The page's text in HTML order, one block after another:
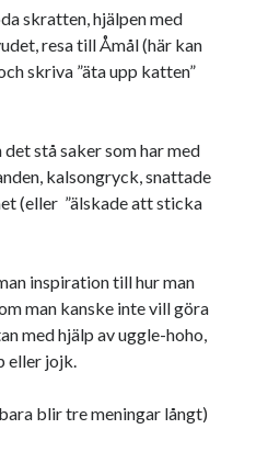
gemensamt
en kurs!
alltså: grupp på FB)
skratten, hjälpen med
resa till Åmål (här kan
skriva ”äta upp katten”
stå saker som har med
kalsongryck, snattade
(eller ”älskade att sticka
inspiration till hur man
man kanske inte vill göra
med hjälp av uggle-hoho,
eller jojk.
blir tre meningar långt)